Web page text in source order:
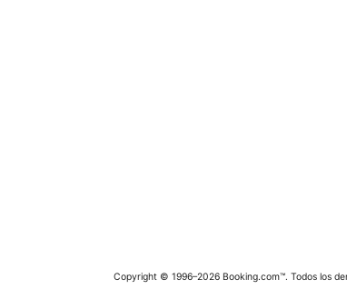
Copyright © 1996–2026 Booking.com™. Todos los